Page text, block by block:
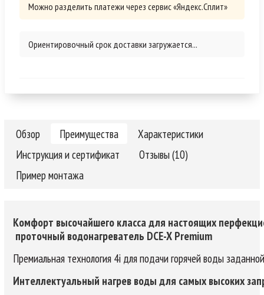
Можно разделить платежи через сервис «Яндекс.Сплит»
Ориентировочный срок доставки загружается...
Обзор Преимущества
Характеристики
Инструкция и сертификат
Отзывы (10)
Пример монтажа
Комфорт высочайшего класса для настоящих
проточный водонагреватель DCE-X Premium
Премиальная технология 4i для подачи горячей воды
Интеллектуальный нагрев воды для самых высоких